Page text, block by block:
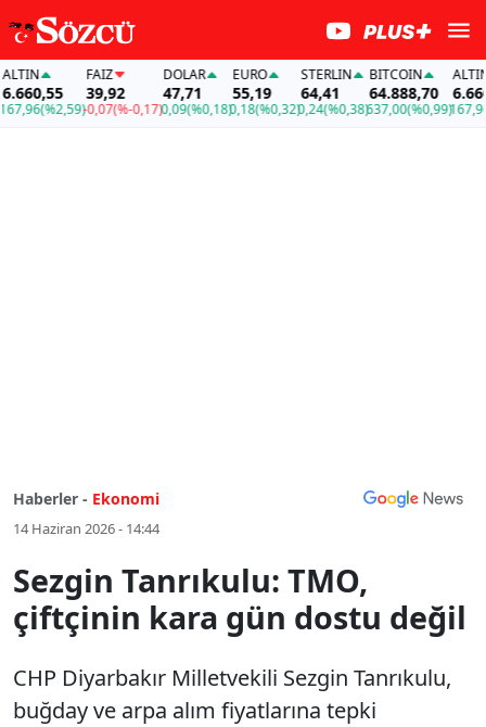
(%2,59)
FAİZ
39,92
-0,07(%-0,17)
DOLAR
47,71
0,09(%0,18)
EURO
55,19
0,18(%0,32)
STERLIN
64,41
0,24(%0,38)
BITCOIN
64.888,70
637,00(%0,99)
ALTIN
167,96
Haberler - Ekonomi
14 Haziran 2026 - 14:44
Sezgin Tanrıkulu: TMO,
çiftçinin kara gün dostu değil
CHP Diyarbakır Milletvekili Sezgin Tanrıkulu,
buğday ve arpa alım fiyatlarına tepki